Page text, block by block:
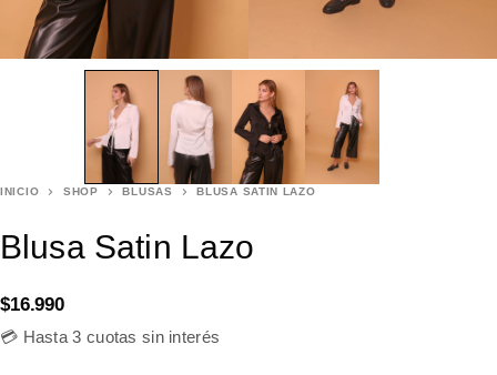
INICIO SHOP BLUSAS BLUSA SATIN LAZO
Blusa Satin Lazo
$16.990
💳 Hasta 3 cuotas sin interés